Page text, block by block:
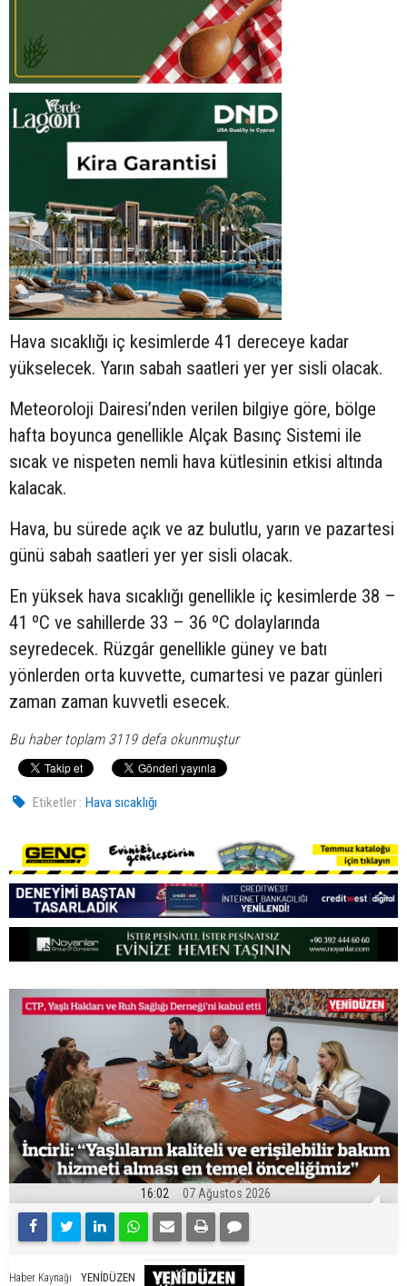
Hava sıcaklığı iç kesimlerde 41 dereceye kadar
yükselecek. Yarın sabah saatleri yer yer sisli olacak.
Meteoroloji Dairesi’nden verilen bilgiye göre, bölge
hafta boyunca genellikle Alçak Basınç Sistemi ile
sıcak ve nispeten nemli hava kütlesinin etkisi altında
kalacak.
Hava, bu sürede açık ve az bulutlu, yarın ve pazartesi
günü sabah saatleri yer yer sisli olacak.
En yüksek hava sıcaklığı genellikle iç kesimlerde 38 –
41 ºC ve sahillerde 33 – 36 ºC dolaylarında
seyredecek. Rüzgâr genellikle güney ve batı
yönlerden orta kuvvette, cumartesi ve pazar günleri
zaman zaman kuvvetli esecek.
Bu haber toplam 3119 defa okunmuştur
Etiketler : Hava sıcaklığı
16:02 07 Ağustos 2026
Haber Kaynağı YENİDÜZEN